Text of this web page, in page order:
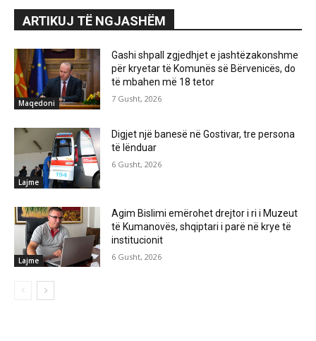
ARTIKUJ TË NGJASHËM
Maqedoni
Gashi shpall zgjedhjet e jashtëzakonshme
për kryetar të Komunës së Bërvenicës, do
të mbahen më 18 tetor
7 Gusht, 2026
Lajme
Digjet një banesë në Gostivar, tre persona
të lënduar
6 Gusht, 2026
Lajme
Agim Bislimi emërohet drejtor i ri i Muzeut
të Kumanovës, shqiptari i parë në krye të
institucionit
6 Gusht, 2026